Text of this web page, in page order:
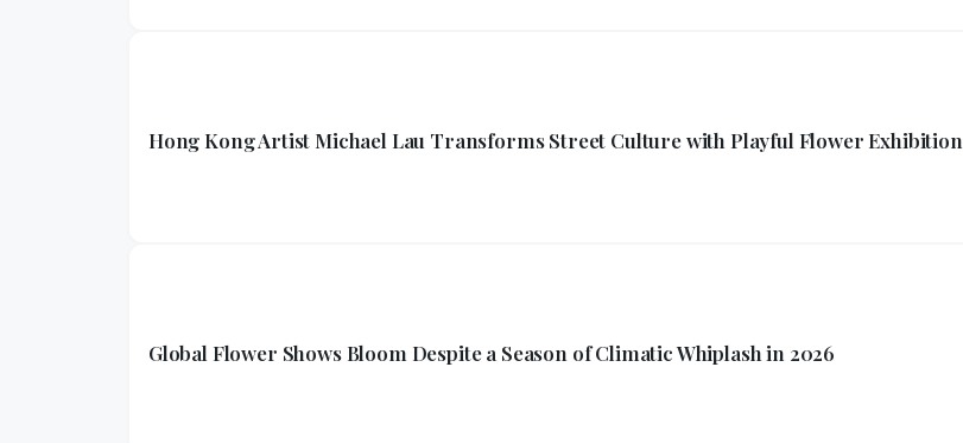
Hong Kong Artist Michael Lau Transforms Street Culture with Playful Flower Exhibition
Global Flower Shows Bloom Despite a Season of Climatic Whiplash in 2026